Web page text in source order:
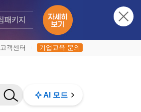
고객센터 기업교육 문의
AI 모드